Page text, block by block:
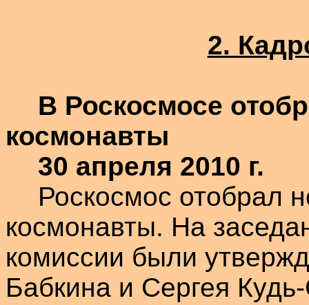
2.
В Роскосмосе
космонавты
30 апреля 2010 г.
Роскосмос отобрал
космонавты. На
комиссии были
Бабкина и Сергея